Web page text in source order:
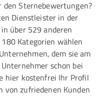
Sternebewertungen?
Dienstleister in der
über 529 anderen
Kategorien wählen
dem sie am
schon bei
hier kostenfrei Ihr Profil
von zufriedenen Kunden